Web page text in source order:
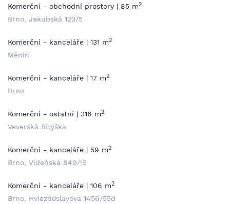
Komerční - obchodní prostory | 85 m2
Brno, Jakubská 123/5
Komerční - kanceláře | 131 m2
Měnín
Komerční - kanceláře | 17 m2
Brno
Komerční - ostatní | 316 m2
Veverská Bítýška
Komerční - kanceláře | 59 m2
Brno, Vídeňská 849/15
Komerční - kanceláře | 106 m2
Brno, Hviezdoslavova 1456/55d